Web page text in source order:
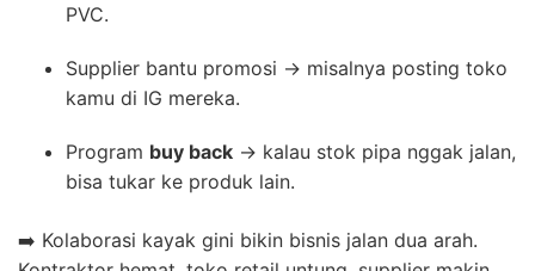
PVC.
Supplier bantu promosi → misalnya posting toko
kamu di IG mereka.
Program buy back → kalau stok pipa nggak jalan,
bisa tukar ke produk lain.
➡️ Kolaborasi kayak gini bikin bisnis jalan dua arah.